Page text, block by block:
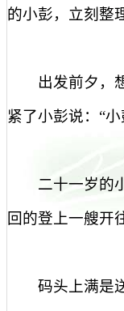
的小彭，立刻整
出发前夕，
紧了小彭说： “小
二十一岁的
回的登上一艘开
码头上满是